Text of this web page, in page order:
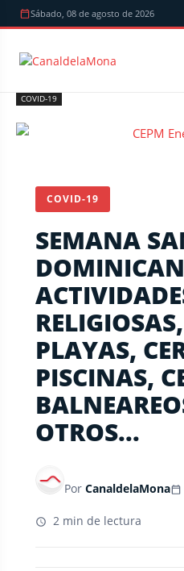
Sábado, 08 de agosto de 2026
COVID-19
COVID-19
SEMANA
PLAYAS,
PISCINAS,
OTROS...
Por CanaldelaMona
2 min de lectura